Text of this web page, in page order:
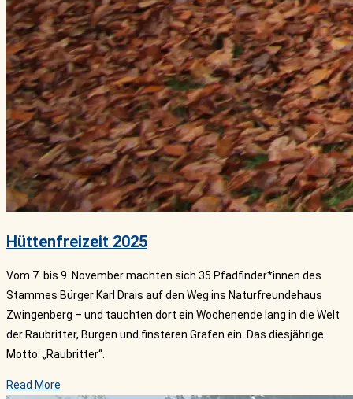
Hüttenfreizeit 2025
Vom 7. bis 9. November machten sich 35 Pfadfinder*innen des
Stammes Bürger Karl Drais auf den Weg ins Naturfreundehaus
Zwingenberg – und tauchten dort ein Wochenende lang in die Welt
der Raubritter, Burgen und finsteren Grafen ein. Das diesjährige
Motto: „Raubritter“.
Read More